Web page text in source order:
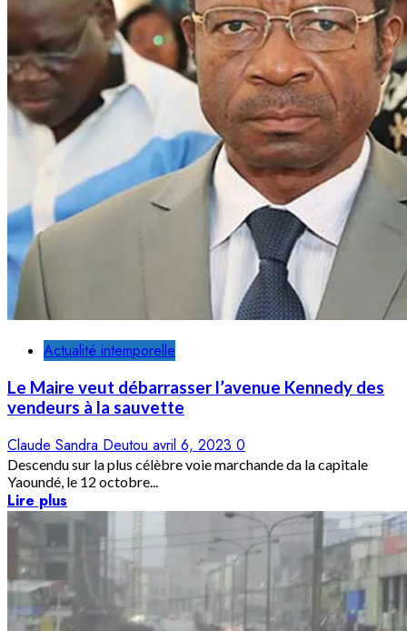
Actualité intemporelle
Le Maire veut débarrasser l’avenue Kennedy des
vendeurs à la sauvette
Claude Sandra Deutou avril 6, 2023 0
Descendu sur la plus célèbre voie marchande da la capitale
Yaoundé, le 12 octobre...
Lire plus